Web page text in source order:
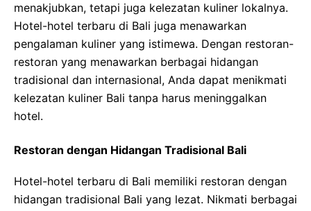
menakjubkan, tetapi juga kelezatan kuliner lokalnya.
Hotel-hotel terbaru di Bali juga menawarkan
pengalaman kuliner yang istimewa. Dengan restoran-
restoran yang menawarkan berbagai hidangan
tradisional dan internasional, Anda dapat menikmati
kelezatan kuliner Bali tanpa harus meninggalkan
hotel.
Restoran dengan Hidangan Tradisional Bali
Hotel-hotel terbaru di Bali memiliki restoran dengan
hidangan tradisional Bali yang lezat. Nikmati berbagai